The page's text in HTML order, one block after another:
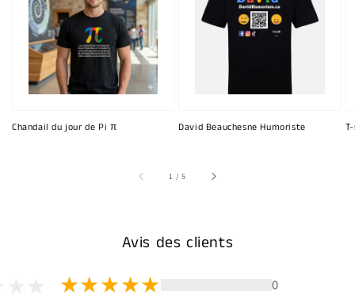
Chandail du jour de Pi π David Beauchesne Humoriste
1 /sur
5
Avis des clients
0